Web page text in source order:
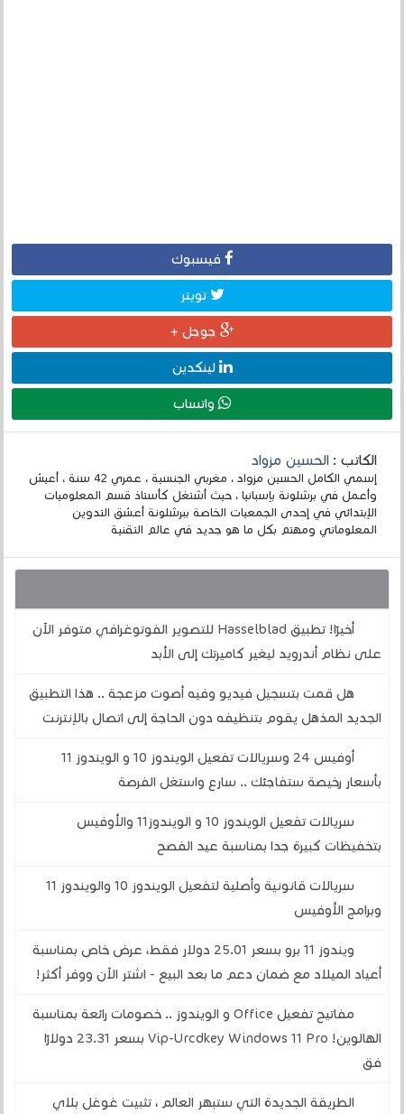
فيسبوك
تويتر
جوجل +
لينكدين
واتساب
الكاتب :الحسين مزواد
إسمي الكامل الحسين مزواد ، مغربي الجنسية ، عمري 42 سنة ، أعيش
وأعمل في برشلونة بإسبانيا ، حيث أشتغل كأستاذ قسم المعلوميات
الإبتدائي في إحدى الجمعيات الخاصة ببرشلونة أعشق التدوين
المعلوماتي ومهتم بكل ما هو جديد في عالم التقنية
أخيرًا! تطبيق Hasselblad للتصوير الفوتوغرافي متوفر الآن
على نظام أندرويد ليغير كاميرتك إلى الأبد
هل قمت بتسجيل فيديو وفيه أصوت مزعجة .. هذا التطبيق
الجديد المذهل يقوم بتنظيفه دون الحاجة إلى اتصال بالإنترنت
أوفيس 24 وسريالات تفعيل الويندوز 10 و الويندوز 11
بأسعار رخيصة ستفاجئك .. سارع واستغل الفرصة
سريالات تفعيل الويندوز 10 و الويندوز11 والأوفيس
بتخفيظات كبيرة جدا بمناسبة عيد الفصح
سريالات قانونية وأصلية لتفعيل الويندوز 10 والويندوز 11
وبرامج الأوفيس
ويندوز 11 برو بسعر 25.01 دولار فقط، عرض خاص بمناسبة
أعياد الميلاد مع ضمان دعم ما بعد البيع - اشتر الآن ووفر أكثر!
مفاتيح تفعيل Office و الويندوز .. خصومات رائعة بمناسبة
الهالوين! Vip-Urcdkey Windows 11 Pro بسعر 23.31 دولارًا
فق
الطريقة الجديدة التي ستبهر العالم ، تثبيت غوغل بلاي